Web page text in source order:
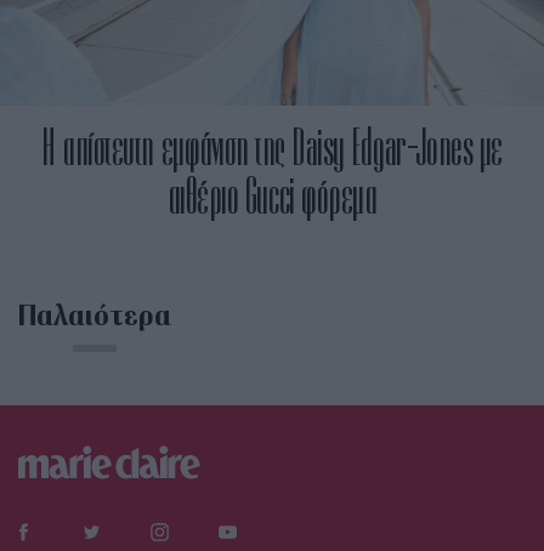
H απίστευτη εμφάνιση της Daisy Edgar-Jones με
αιθέριο Gucci φόρεμα
Παλαιότερα